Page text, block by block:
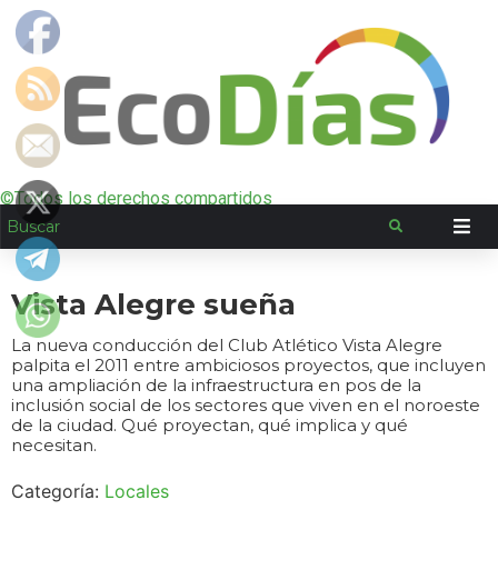
©Todos los derechos compartidos
Vista Alegre sueña
La nueva conducción del Club Atlético Vista Alegre
palpita el 2011 entre ambiciosos proyectos, que incluyen
una ampliación de la infraestructura en pos de la
inclusión social de los sectores que viven en el noroeste
de la ciudad. Qué proyectan, qué implica y qué
necesitan.
Categoría: Locales